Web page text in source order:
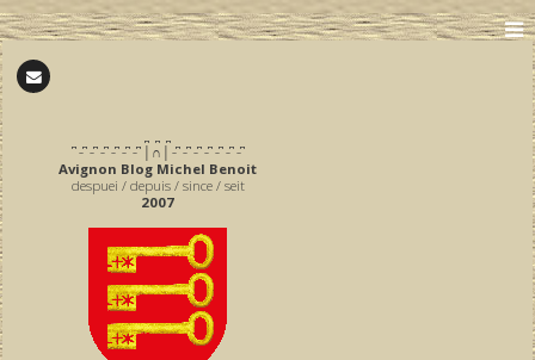
͆ ̵ ͆ ̵ ͆ ̵ ͆ ̵ ͆ ̵ ͆ ̵ ͆ │∩│ ̵ ͆ ̵ ͆ ̵ ͆ ̵ ͆ ̵ ͆ ̵ ͆ ̵ ͆
Avignon Blog Michel Benoit
despuei / depuis / since / seit
2007